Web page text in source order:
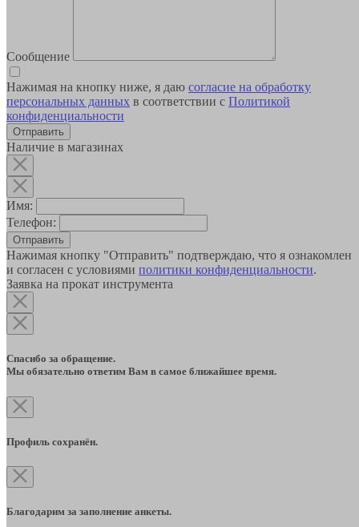
Сообщение
Нажимая на кнопку ниже, я даю согласие на обработку
персональных данных в соответствии с Политикой
конфиденциальности
Наличие в магазинах
Имя:
Телефон:
Отправить
Нажимая кнопку "Отправить" подтверждаю, что я ознакомлен
и согласен с условиями политики конфиденциальности.
Заявка на прокат инструмента
Спасибо за обращение.
Мы обязательно ответим Вам в самое ближайшее время.
Профиль сохранён.
Благодарим за заполнение анкеты.